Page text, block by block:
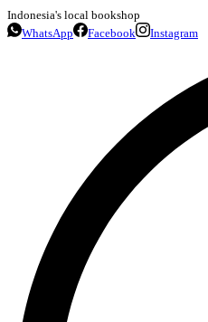
Indonesia's local bookshop
WhatsApp
Facebook Instagram